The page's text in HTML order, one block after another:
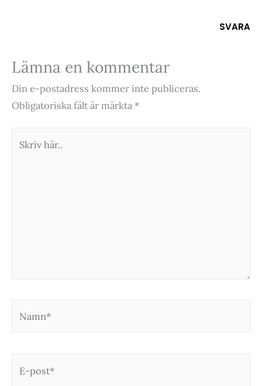
SVARA
Lämna en kommentar
Din e-postadress kommer inte publiceras.
Obligatoriska fält är märkta *
här..
post*